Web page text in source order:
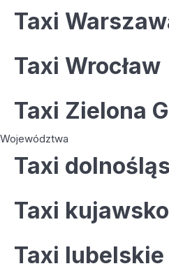
Taxi
Taxi Wrocław
Taxi Zielona
Województwa
Taxi
Taxi
Taxi lubelskie